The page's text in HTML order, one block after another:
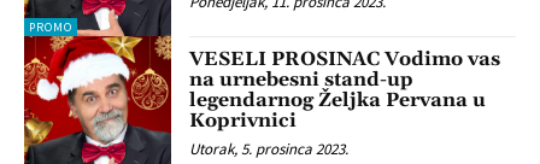
PROMO
VESELI PROSINAC Vodimo vas
na urnebesni stand-up
legendarnog Željka Pervana u
Koprivnici
Utorak, 5. prosinca 2023.